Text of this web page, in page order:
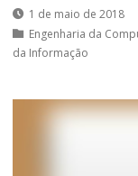
1 de maio de 2018
Engenharia da
da Informação